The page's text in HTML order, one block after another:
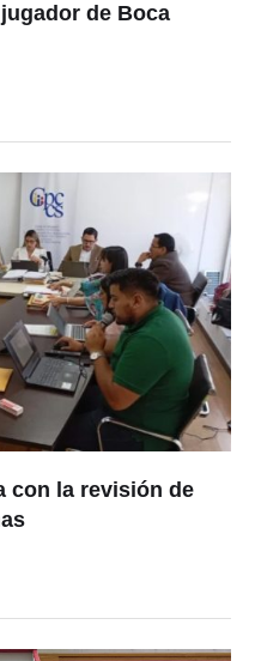
de Boca
con la revisión de